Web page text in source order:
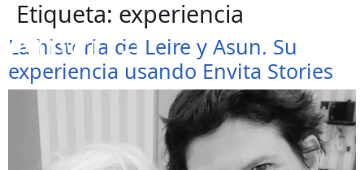
Etiqueta: experiencia
La historia de Leire y Asun. Su
experiencia usando Envita Stories